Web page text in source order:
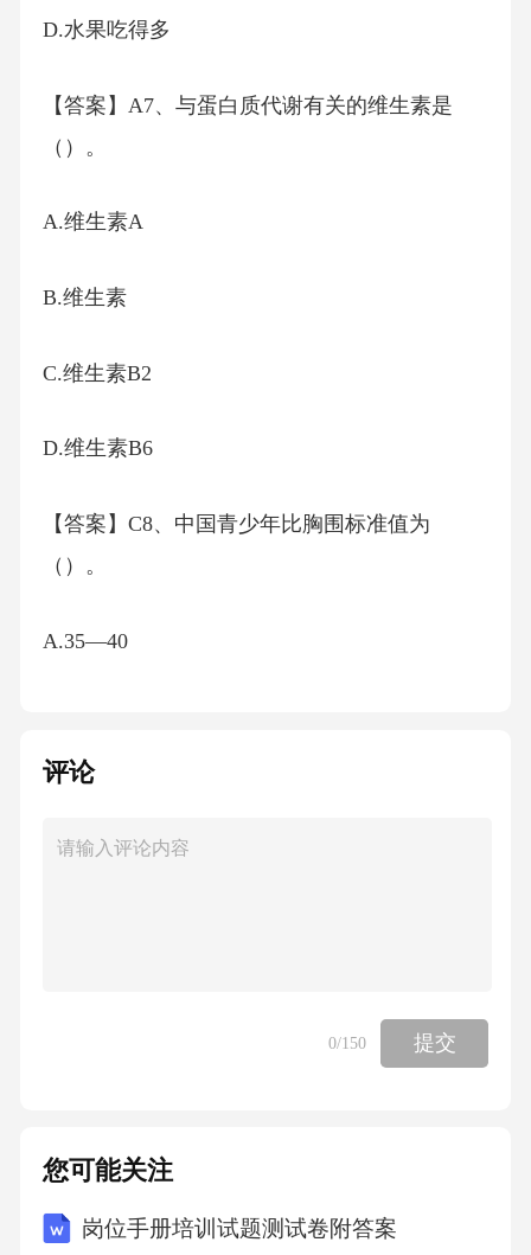
D.水果吃得多
【答案】A7、与蛋白质代谢有关的维生素是
（）。
A.维生素A
B.维生素
C.维生素B2
D.维生素B6
【答案】C8、中国青少年比胸围标准值为
（）。
A.35—40
C.45—50
C.700℃
评论
0/150 提交
您可能关注
岗位手册培训试题测试卷附答案